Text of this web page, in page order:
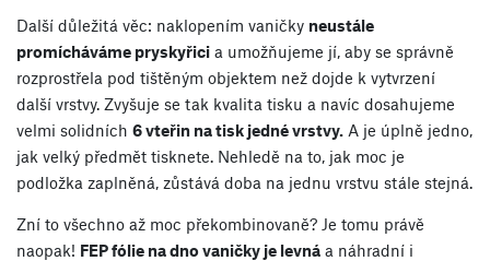
Další důležitá věc: naklopením vaničky neustále
promícháváme pryskyřici a umožňujeme jí, aby se správně
rozprostřela pod tištěným objektem než dojde k vytvrzení
další vrstvy. Zvyšuje se tak kvalita tisku a navíc dosahujeme
velmi solidních 6 vteřin na tisk jedné vrstvy. A je úplně jedno,
jak velký předmět tisknete. Nehledě na to, jak moc je
podložka zaplněná, zůstává doba na jednu vrstvu stále stejná.
Zní to všechno až moc překombinovaně? Je tomu právě
naopak! FEP fólie na dno vaničky je levná a náhradní i